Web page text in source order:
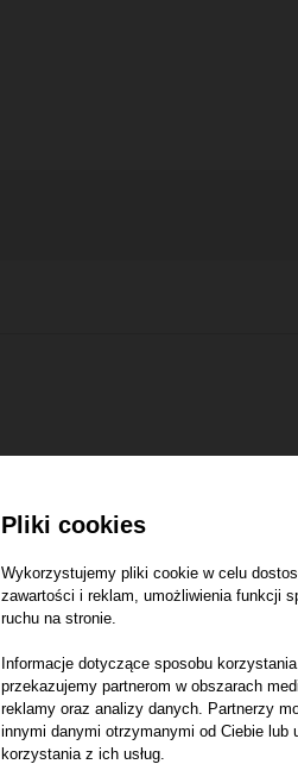
Pliki cookies
Wykorzystujemy pliki cookie w celu
zawartości i reklam, umożliwienia funkcji
ruchu na stronie.
Informacje dotyczące sposobu
przekazujemy partnerom w obszarach
reklamy oraz analizy danych. Partnerzy
innymi danymi otrzymanymi od Ciebie lub
korzystania z ich usług.